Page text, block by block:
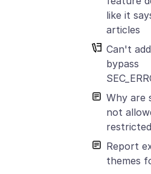
like it
articles
Can't
bypass
Why are
not
Report
themes